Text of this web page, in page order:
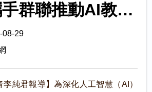
群聯推動AI教育
08-29
李純君報導】為深化人工智慧（AI）